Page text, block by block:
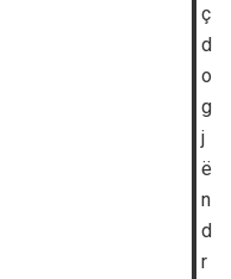
ç
d
o
g
j
ë
n
d
r